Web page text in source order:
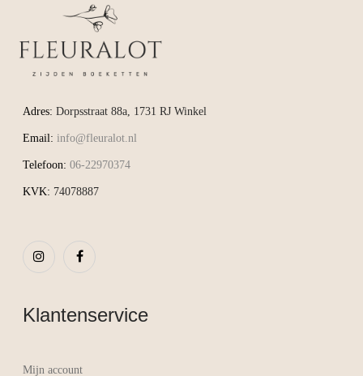
Adres: Dorpsstraat 88a, 1731 RJ Winkel
Email: info@fleuralot.nl
Telefoon: 06-22970374
KVK: 74078887
Klantenservice
Mijn account